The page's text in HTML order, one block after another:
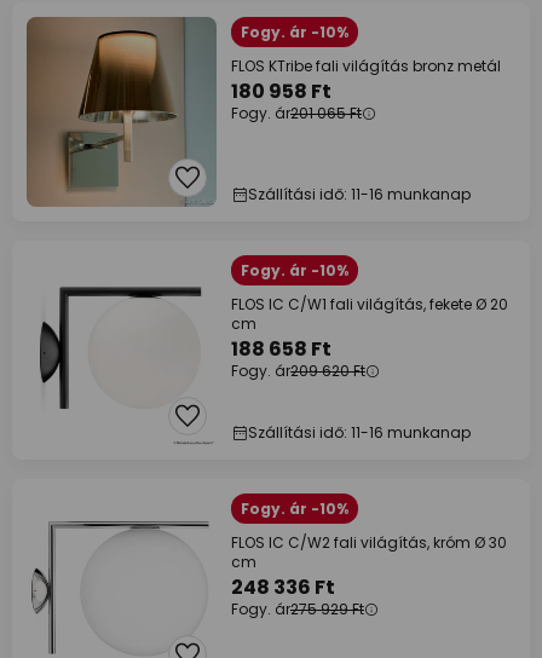
Fogy. ár -10%
FLOS KTribe fali világítás bronz metál
180 958 Ft
Fogy. ár201 065 Ft
Szállítási idő: 11-16 munkanap
Fogy. ár -10%
FLOS IC C/W1 fali világítás, fekete Ø 20
cm
188 658 Ft
Fogy. ár209 620 Ft
Szállítási idő: 11-16 munkanap
Fogy. ár -10%
FLOS IC C/W2 fali világítás, króm Ø 30
cm
248 336 Ft
Fogy. ár275 929 Ft